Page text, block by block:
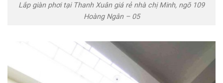
Lắp giàn phơi tại Thanh Xuân giá rẻ nhà chị Minh, ngõ 109
Hoàng Ngân – 05